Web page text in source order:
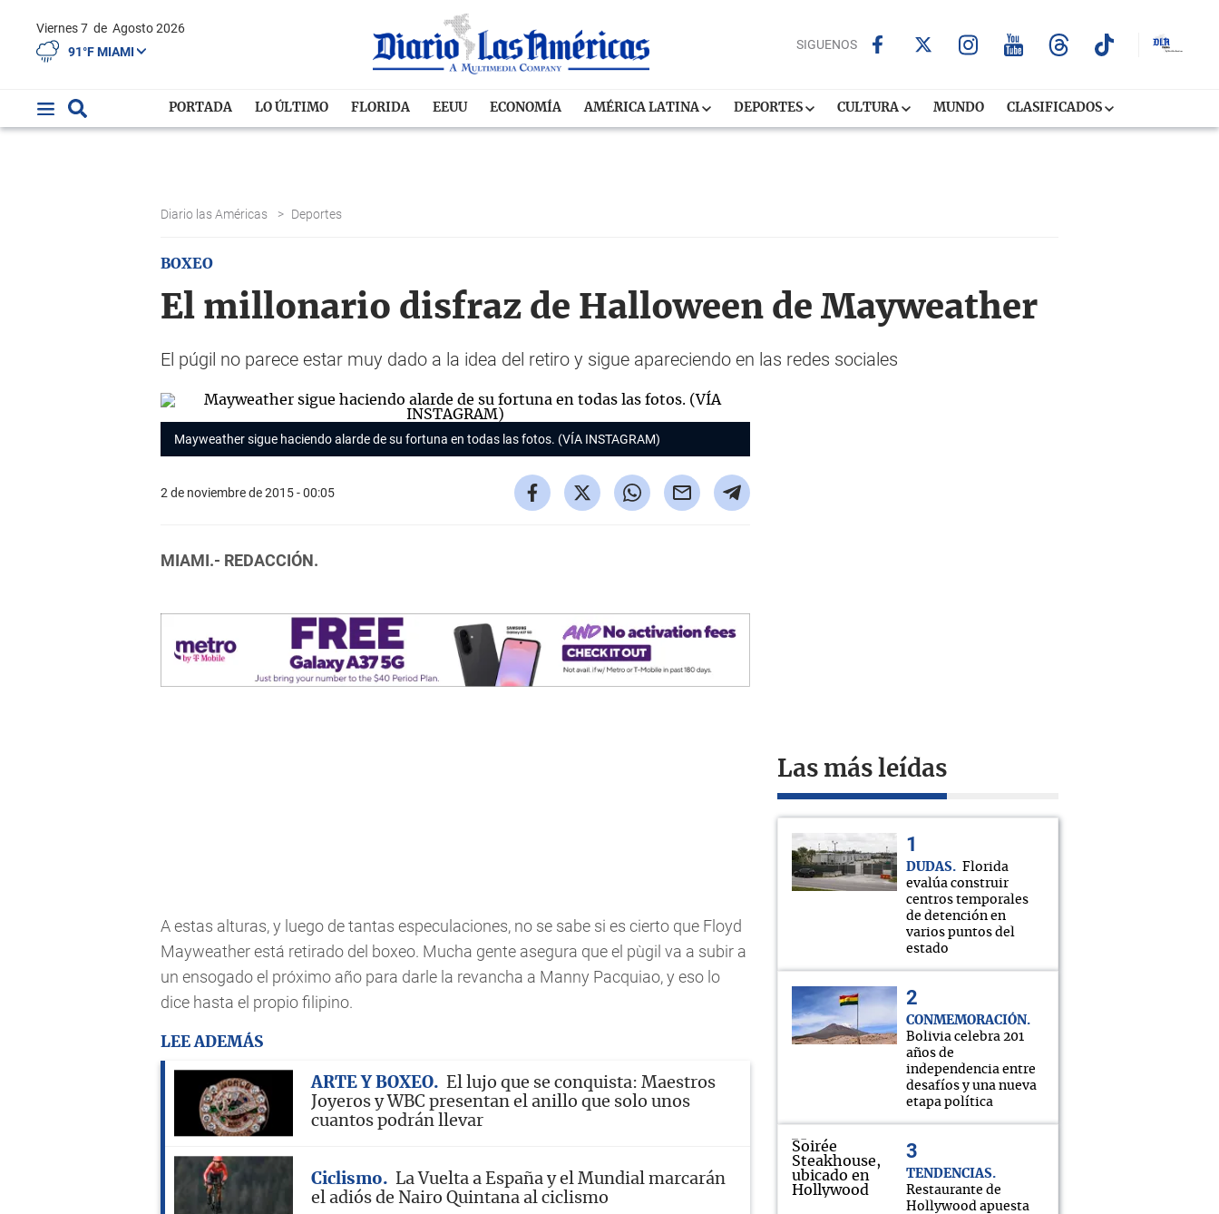
Viernes 7 de Agosto 2026
91°F MIAMI
SIGUENOS
PORTADA LO ÚLTIMO FLORIDA EEUU ECONOMÍA AMÉRICA LATINA DEPORTES CULTURA MUNDO CLASIFICADOS
Diario las Américas > Deportes
BOXEO
El millonario disfraz de Halloween de Mayweather
El púgil no parece estar muy dado a la idea del retiro y sigue apareciendo en las redes sociales
Mayweather sigue haciendo alarde de su fortuna en todas las fotos. (VÍA INSTAGRAM)
2 de noviembre de 2015 - 00:05
MIAMI.- REDACCIÓN.
A estas alturas, y luego de tantas especulaciones, no se sabe si es cierto que Floyd
Mayweather está retirado del boxeo. Mucha gente asegura que el pùgil va a subir a
un ensogado el próximo año para darle la revancha a Manny Pacquiao, y eso lo
dice hasta el propio filipino.
LEE ADEMÁS
ARTE Y BOXEO
El lujo que se conquista: Maestros
Joyeros y WBC presentan el anillo que solo unos
cuantos podrán llevar
Ciclismo
La Vuelta a España y el Mundial marcarán
el adiós de Nairo Quintana al ciclismo
Las más leídas
DUDAS
Florida
evalúa construir
centros temporales
de detención en
varios puntos del
estado
CONMEMORACIÓN
Bolivia celebra 201
años de
independencia entre
desafíos y una nueva
etapa política
TENDENCIAS
Restaurante de
Hollywood apuesta